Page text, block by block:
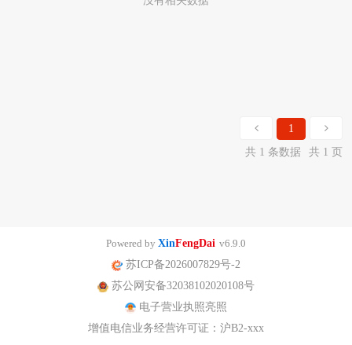
1
共 1 条数据
共 1 页
Powered by XinFengDai v6.9.0
苏ICP备2026007829号-2
苏公网安备32038102020108号
电子营业执照亮照
增值电信业务经营许可证：沪B2-xxx